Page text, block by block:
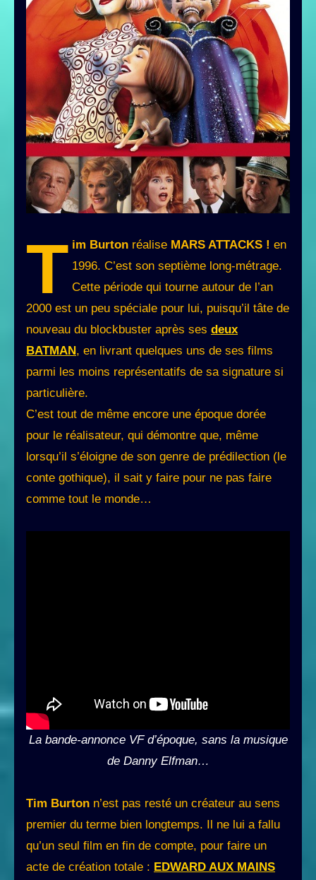
T im Burtonréalise MARS ATTACKS ! en
1996. C’est son septième long-métrage.
Cette période qui tourne autour de l’an
2000 est un peu spéciale pour lui, puisqu’il tâte de
nouveau du blockbuster après ses deux
BATMAN , en livrant quelques uns de ses films
parmi les moins représentatifs de sa signature si
particulière.
C’est tout de même encore une époque dorée
pour le réalisateur, qui démontre que, même
lorsqu’il s’éloigne de son genre de prédilection (le
conte gothique), il sait y faire pour ne pas faire
comme tout le monde…
La bande-annonce VF d’époque, sans la musique
de Danny Elfman…
Tim Burton n’est pas resté un créateur au sens
premier du terme bien longtemps. Il ne lui a fallu
qu’un seul film en fin de compte, pour faire un
acte de création totale : EDWARD AUX MAINS